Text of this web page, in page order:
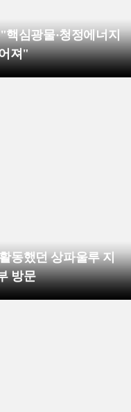
심광물·청정에너지
져"
동했던 상파울루 지
방문